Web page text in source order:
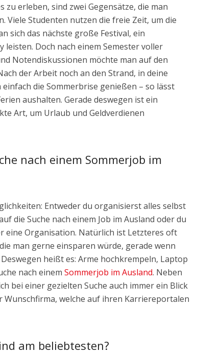
zu erleben, sind zwei Gegensätze, die man
Viele Studenten nutzen die freie Zeit, um die
sich das nächste große Festival, ein
leisten. Doch nach einem Semester voller
Notendiskussionen möchte man auf den
der Arbeit noch an den Strand, in deine
die Sommerbrise genießen – so lässt
aushalten. Gerade deswegen ist ein
Art, um Urlaub und Geldverdienen
nach einem Sommerjob im
Entweder du organisierst alles selbst
die Suche nach einem Job im Ausland oder du
eine Organisation. Natürlich ist Letzteres oft
man gerne einsparen würde, gerade wenn
heißt es: Arme hochkrempeln, Laptop
nach einem Sommerjob im Ausland. Neben
bei einer gezielten Suche auch immer ein Blick
welche auf ihren Karriereportalen
am beliebtesten?